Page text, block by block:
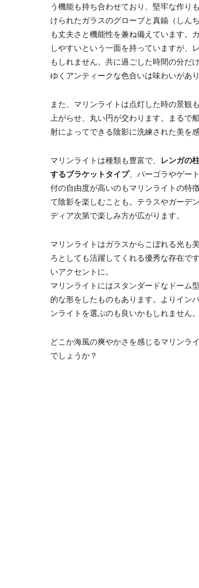
う機能も持ち合わせており、堅牢な作り
けられたガラスのグローブと真鍮（しん
も丈夫さと機能性を兼ね備えています。
しやすいという一面を持っていますが、
もしれません。共に過ごした時間の分だ
ゆくアンティークな色合いは味わいがあ
また、マリンライトは点灯した時の景観
上がらせ、丸い円が交わります。まるで
射によってできる陰影に洗練された美を感
マリンライトは種類も豊富で、 レンガの
するブラケットタイプ、パーゴラやゲー
付の自由度が高いのもマリンライトの特
て陰影を楽しむことも。テラスやガーデ
ディア次第で楽しみ方が広がります。
マリンライトはガラスからこぼれる光も
ろとしても活躍してくれる優秀な存在で
いアクセントに。
マリンライトにはスタンダードなドーム
的な形をしたものもあります。よりイン
ンライトを選ぶのも良いかもしれません。
どこか海風の爽やかさを感じるマリンラ
でしょうか？